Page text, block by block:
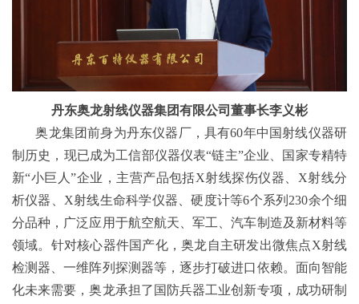
丹东奥龙射线仪器集团有限公司董事长李义彬
奥龙集团前身为丹东仪器厂，具有60年中国射线仪器研
制历史，现已成为工信部仪器仪表“链主”企业、国家专精特
新“小巨人”企业，主营产品包括X射线探伤仪器、X射线分
析仪器、X射线生命科学仪器、硬度计等6个系列230余个细
分品种，广泛应用于航空航天、军工、汽车制造及新材料等
领域。针对核心器件国产化，奥龙自主研发出微焦点X射线
检测器、一维阵列探测器等，逐步打破进口依赖。面向智能
化未来需要，奥龙承担了国防兵器工业创新专项，成功研制